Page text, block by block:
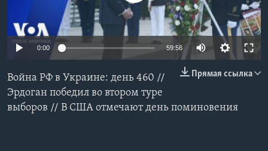
Learning English
СОЦИАЛЬНЫЕ СЕТИ
Языки
0:00 59:56
Прямая ссылка
Война РФ в Украине: день 460 //
Эрдоган победил во втором туре
выборов // В США отмечают день поминовения